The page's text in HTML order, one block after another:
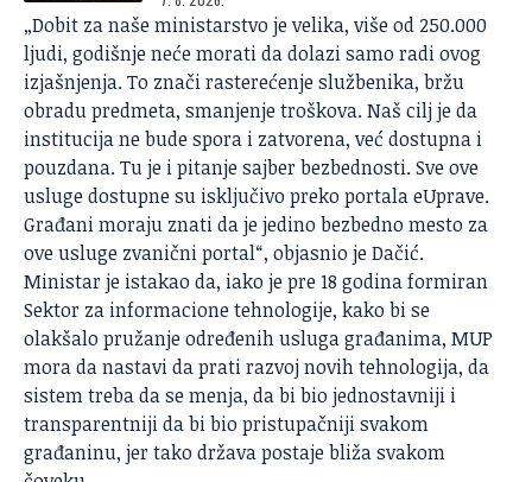
„Dobit za naše ministarstvo je velika, više od 250.000
ljudi, godišnje neće morati da dolazi samo radi ovog
izjašnjenja. To znači rasterećenje službenika, bržu
obradu predmeta, smanjenje troškova. Naš cilj je da
institucija ne bude spora i zatvorena, već dostupna i
pouzdana. Tu je i pitanje sajber bezbednosti. Sve ove
usluge dostupne su isključivo preko portala eUprave.
Građani moraju znati da je jedino bezbedno mesto za
ove usluge zvanični portal“, objasnio je Dačić.
Ministar je istakao da, iako je pre 18 godina formiran
Sektor za informacione tehnologije, kako bi se
olakšalo pružanje određenih usluga građanima, MUP
mora da nastavi da prati razvoj novih tehnologija, da
sistem treba da se menja, da bi bio jednostavniji i
transparentniji da bi bio pristupačniji svakom
građaninu, jer tako država postaje bliža svakom